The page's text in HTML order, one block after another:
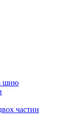
шию
частин